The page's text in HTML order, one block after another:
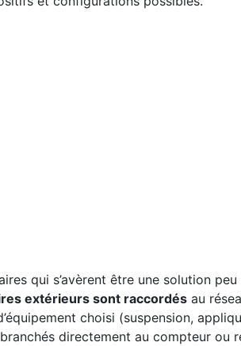
qui s’avèrent être une solution
extérieurs sont raccordés au
choisi (suspension,
directement au compteur ou